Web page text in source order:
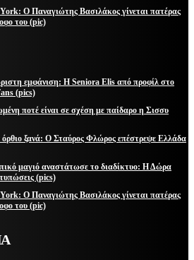
Ο Παναγιώτης Βασιλάκος γίνεται πατέρας
του (pic)
εμφάνιση: Η Seniora Elis από προφίλ στο
(pics)
ποτέ είναι σε σχέση με παίδαρο η Σισσυ
όρθιο ξανά: Ο Σταύρος Φλώρος επέστρεψε Ελλάδα
μαγιό αναστάτωσε το διαδίκτυο: Η Δώρα
(pics)
Ο Παναγιώτης Βασιλάκος γίνεται πατέρας
του (pic)